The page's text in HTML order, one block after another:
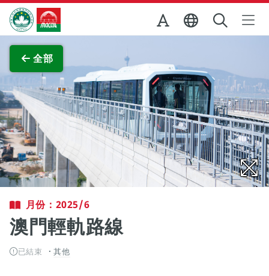
跳至主内容
澳門特別行政區政府旅遊局
全部
月份：2025/6
澳門輕軌路線
已結束 其他